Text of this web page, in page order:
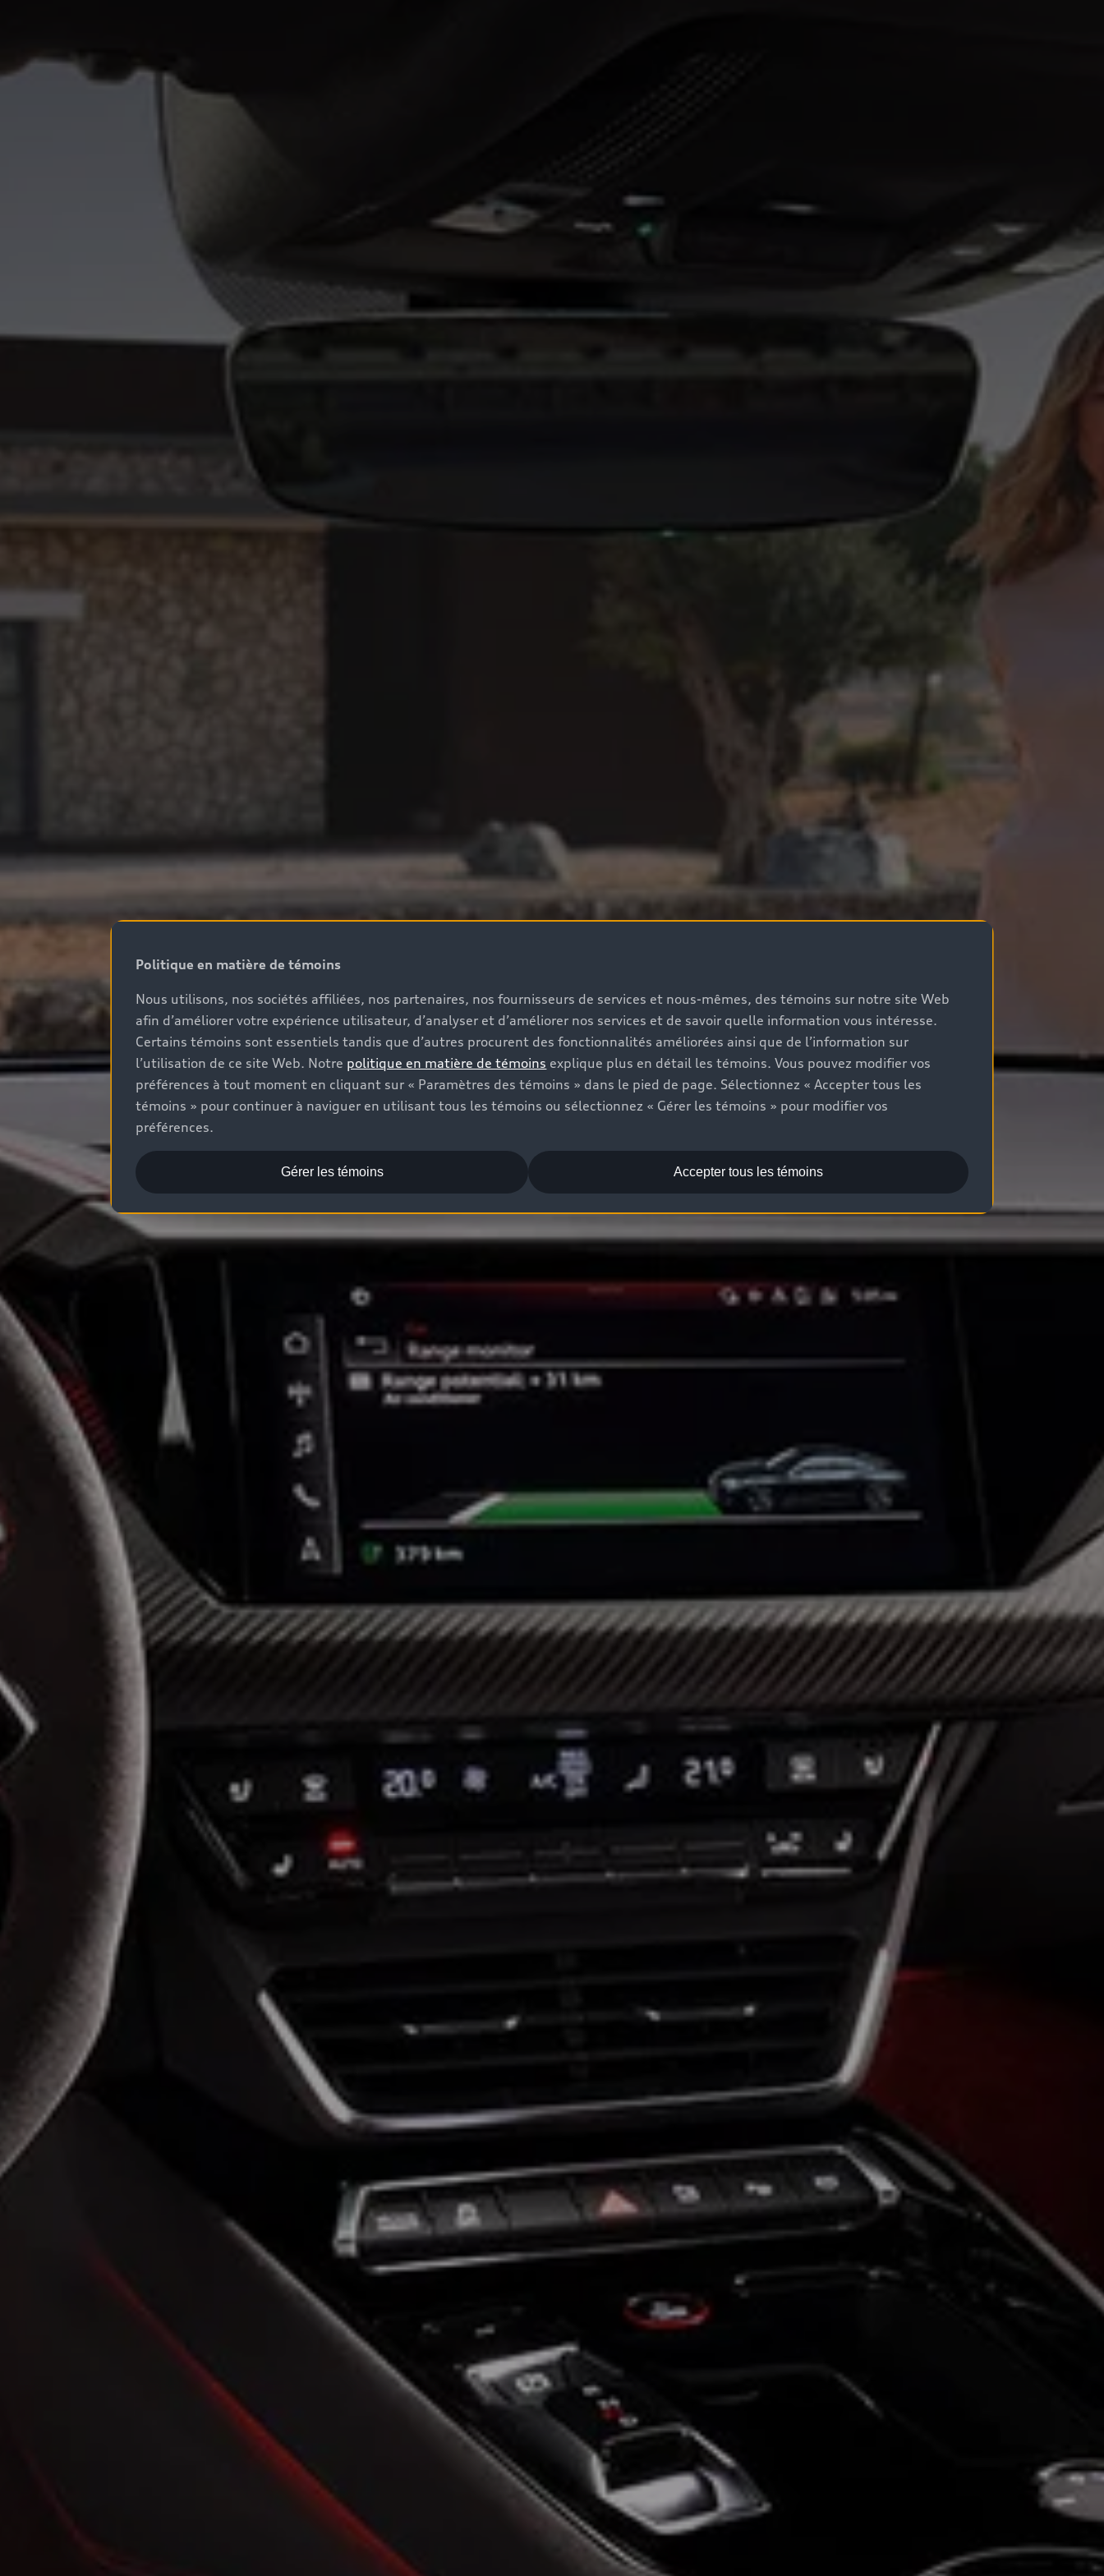
Politique en matière de témoins
Nous utilisons, nos sociétés affiliées, nos partenaires, nos fournisseurs de services et nous-mêmes, des témoins sur notre site Web
afin d’améliorer votre expérience utilisateur, d’analyser et d’améliorer nos services et de savoir quelle information vous intéresse.
Certains témoins sont essentiels tandis que d’autres procurent des fonctionnalités améliorées ainsi que de l’information sur
l’utilisation de ce site Web. Notre politique en matière de témoins explique plus en détail les témoins. Vous pouvez modifier vos
préférences à tout moment en cliquant sur « Paramètres des témoins » dans le pied de page. Sélectionnez « Accepter tous les
témoins » pour continuer à naviguer en utilisant tous les témoins ou sélectionnez « Gérer les témoins » pour modifier vos
préférences.
Accepter tous les témoins
Gérer les témoins